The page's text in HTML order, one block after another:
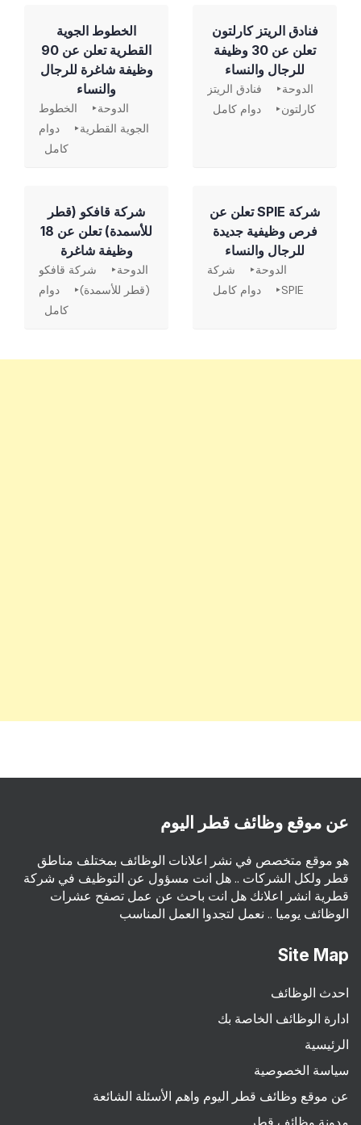
فنادق الريتز كارلتون
تعلن عن 30 وظيفة
للرجال والنساء
الدوحة
فنادق الريتز
كارلتون
دوام كامل
الخطوط الجوية
القطرية تعلن عن 90
وظيفة شاغرة للرجال
والنساء
الدوحة
الخطوط
الجوية القطرية
دوام
كامل
شركة SPIE تعلن عن
فرص وظيفية جديدة
للرجال والنساء
الدوحة
شركة
SPIE
دوام كامل
شركة قافكو (قطر
للأسمدة) تعلن عن 18
وظيفة شاغرة
الدوحة
شركة قافكو
(قطر للأسمدة)
دوام
كامل
عن موقع وظائف قطر اليوم
هو موقع متخصص في نشر اعلانات الوظائف بمختلف مناطق
قطر ولكل الشركات .. هل انت مسؤول عن التوظيف في شركة
قطرية انشر اعلانك هل انت باحث عن عمل تصفح عشرات
الوظائف يوميا .. نعمل لتجدوا العمل المناسب
Site Map
احدث الوظائف
ادارة الوظائف الخاصة بك
الرئيسية
سياسة الخصوصية
عن موقع وظائف قطر اليوم واهم الأسئلة الشائعة